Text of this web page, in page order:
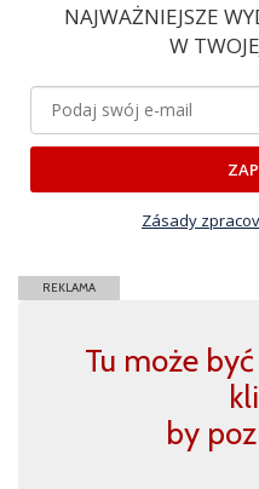
NAJWAŻNIEJSZE
W
Zásady
REKLAMA
Tu może
by